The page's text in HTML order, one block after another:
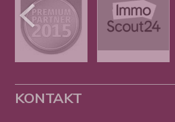
KONTAKT